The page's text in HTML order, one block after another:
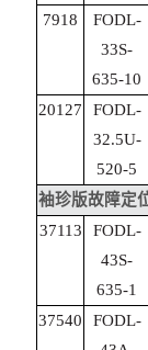
7918
FODL-
33S-
635-10
20127
FODL-
32.5U-
520-5
袖珍版故障定
37113
FODL-
43S-
635-1
37540
FODL-